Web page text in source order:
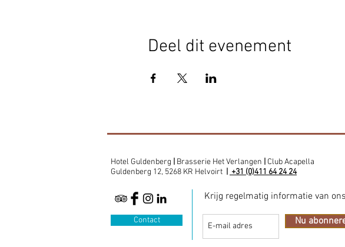
Deel dit evenement
Hotel Guldenberg Brasserie Het Verlangen
Club Acapella
Guldenberg 12, 5268 KR Helvoirt
+31 (0)411 64 24 24
Contact
Krijg regelmatig informatie van ons
Nu